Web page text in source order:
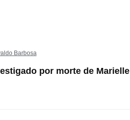
Barbosa
por morte de Marielle